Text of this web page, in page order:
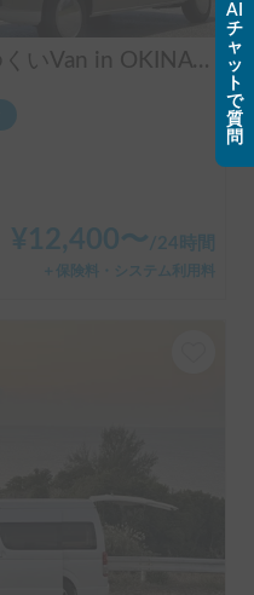
ソロ〜２人旅に最適！ゆくいVan in OKINAWA！
¥ 12,400〜 /24時間
＋保険料・システム利用料
AI
チ
ャ
ッ
ト
で
質
問